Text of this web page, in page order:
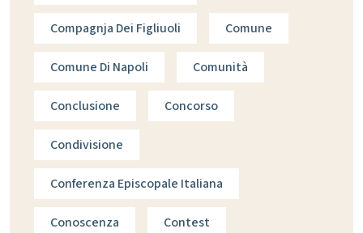
Compagnja Dei Figliuoli Comune
Comune Di Napoli Comunità
Conclusione Concorso
Condivisione
Conferenza Episcopale Italiana
Conoscenza Contest